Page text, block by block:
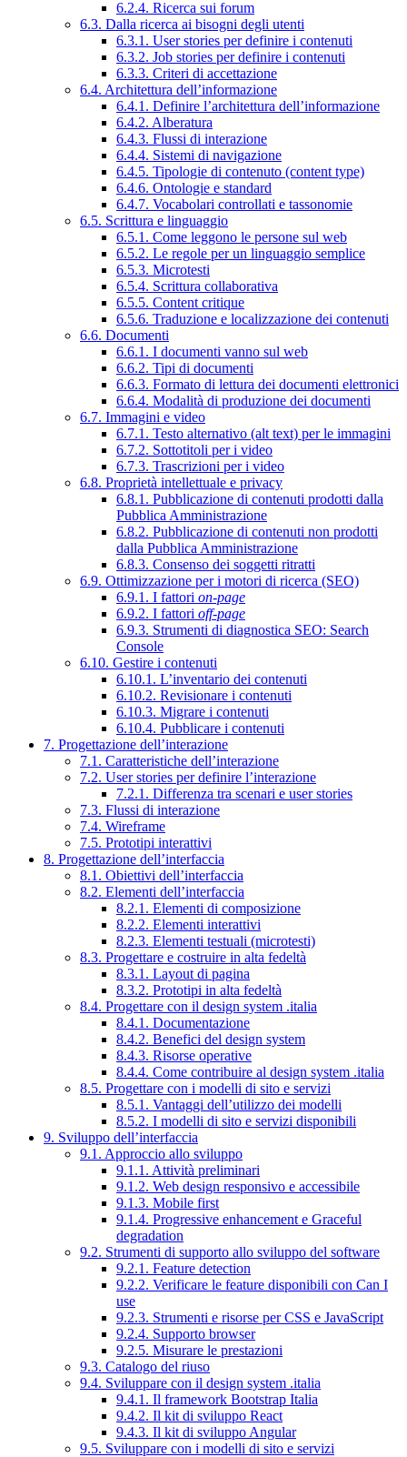
6.2.4. Ricerca sui forum
6.3. Dalla ricerca ai bisogni degli utenti
6.3.1. User stories per definire i contenuti
6.3.2. Job stories per definire i contenuti
6.3.3. Criteri di accettazione
6.4. Architettura dell’informazione
6.4.1. Definire l’architettura dell’informazione
6.4.2. Alberatura
6.4.3. Flussi di interazione
6.4.4. Sistemi di navigazione
6.4.5. Tipologie di contenuto (content type)
6.4.6. Ontologie e standard
6.4.7. Vocabolari controllati e tassonomie
6.5. Scrittura e linguaggio
6.5.1. Come leggono le persone sul web
6.5.2. Le regole per un linguaggio semplice
6.5.3. Microtesti
6.5.4. Scrittura collaborativa
6.5.5. Content critique
6.5.6. Traduzione e localizzazione dei contenuti
6.6. Documenti
6.6.1. I documenti vanno sul web
6.6.2. Tipi di documenti
6.6.3. Formato di lettura dei documenti elettronici
6.6.4. Modalità di produzione dei documenti
6.7. Immagini e video
6.7.1. Testo alternativo (alt text) per le immagini
6.7.2. Sottotitoli per i video
6.7.3. Trascrizioni per i video
6.8. Proprietà intellettuale e privacy
6.8.1. Pubblicazione di contenuti prodotti dalla
Pubblica Amministrazione
6.8.2. Pubblicazione di contenuti non prodotti
dalla Pubblica Amministrazione
6.8.3. Consenso dei soggetti ritratti
6.9. Ottimizzazione per i motori di ricerca (SEO)
6.9.1. I fattori on-page
6.9.2. I fattori off-page
6.9.3. Strumenti di diagnostica SEO: Search
Console
6.10. Gestire i contenuti
6.10.1. L’inventario dei contenuti
6.10.2. Revisionare i contenuti
6.10.3. Migrare i contenuti
6.10.4. Pubblicare i contenuti
7. Progettazione dell’interazione
7.1. Caratteristiche dell’interazione
7.2. User stories per definire l’interazione
7.2.1. Differenza tra scenari e user stories
7.3. Flussi di interazione
7.4. Wireframe
7.5. Prototipi interattivi
8. Progettazione dell’interfaccia
8.1. Obiettivi dell’interfaccia
8.2. Elementi dell’interfaccia
8.2.1. Elementi di composizione
8.2.2. Elementi interattivi
8.2.3. Elementi testuali (microtesti)
8.3. Progettare e costruire in alta fedeltà
8.3.1. Layout di pagina
8.3.2. Prototipi in alta fedeltà
8.4. Progettare con il design system .italia
8.4.1. Documentazione
8.4.2. Benefici del design system
8.4.3. Risorse operative
8.4.4. Come contribuire al design system .italia
8.5. Progettare con i modelli di sito e servizi
8.5.1. Vantaggi dell’utilizzo dei modelli
8.5.2. I modelli di sito e servizi disponibili
9. Sviluppo dell’interfaccia
9.1. Approccio allo sviluppo
9.1.1. Attività preliminari
9.1.2. Web design responsivo e accessibile
9.1.3. Mobile first
9.1.4. Progressive enhancement e Graceful
degradation
9.2. Strumenti di supporto allo sviluppo del software
9.2.1. Feature detection
9.2.2. Verificare le feature disponibili con Can I
use
9.2.3. Strumenti e risorse per CSS e JavaScript
9.2.4. Supporto browser
9.2.5. Misurare le prestazioni
9.3. Catalogo del riuso
9.4. Sviluppare con il design system .italia
9.4.1. Il framework Bootstrap Italia
9.4.2. Il kit di sviluppo React
9.4.3. Il kit di sviluppo Angular
9.5. Sviluppare con i modelli di sito e servizi